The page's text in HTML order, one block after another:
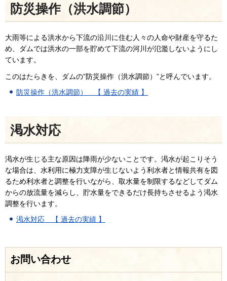
防災操作（洪水調節）
大雨等による洪水から下流の沿川に住む人々の人命や財産を守るた
め、ダムでは洪水の一部を貯めて下流の河川が氾濫しないようにし
ています。
このはたらきを、ダムの”防災操作（洪水調節）”と呼んでいます。
防災操作（洪水調節） 【 過去の実績 】
渇水対応
渇水が生じる主な原因は降雨が少ないことです。渇水が起こりそう
な場合は、水利用に極力支障が生じないよう利水者と情報共有を図
るため利水者と調整を行いながら、取水量を制限するなどしてダム
からの放流量を減らし、貯水量をできるだけ長持ちさせるよう渇水
調整を行います。
渇水対応 【 過去の実績 】
お問い合わせ